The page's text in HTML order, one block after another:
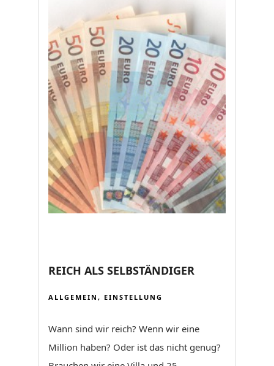
REICH ALS SELBSTÄNDIGER
ALLGEMEIN , EINSTELLUNG
Wann sind wir reich? Wenn wir eine
Million haben? Oder ist das nicht genug?